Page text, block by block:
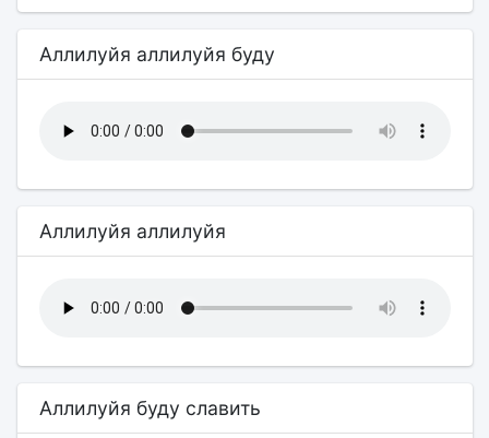
Аллилуйя аллилуйя буду
Аллилуйя аллилуйя
Аллилуйя буду славить